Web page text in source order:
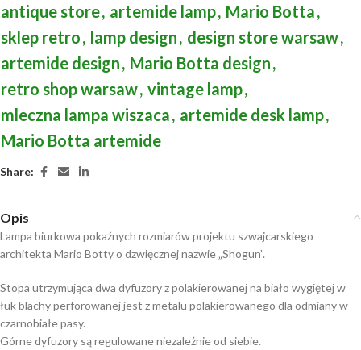
antique store, artemide lamp, Mario Botta,
sklep retro, lamp design, design store warsaw,
artemide design, Mario Botta design,
retro shop warsaw, vintage lamp,
mleczna lampa wiszaca, artemide desk lamp,
Mario Botta artemide
Share:
Opis
Lampa biurkowa pokaźnych rozmiarów projektu szwajcarskiego
architekta Mario Botty o dzwięcznej nazwie „Shogun”.
Stopa utrzymująca dwa dyfuzory z polakierowanej na biało wygiętej w
łuk blachy perforowanej jest z metalu polakierowanego dla odmiany w
czarnobiałe pasy.
Górne dyfuzory są regulowane niezależnie od siebie.